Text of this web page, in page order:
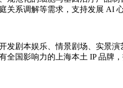
关系调解等需求，支持发展 AI
发剧本娱乐、情景剧场、实景
国影响力的上海本土 IP 品牌